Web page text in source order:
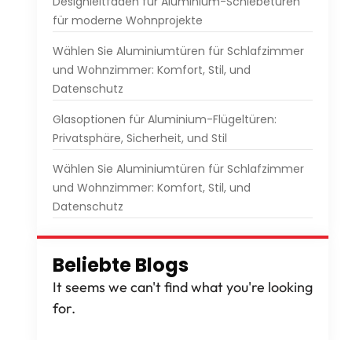
für moderne Wohnprojekte
Wählen Sie Aluminiumtüren für Schlafzimmer
und Wohnzimmer: Komfort, Stil, und
Datenschutz
Glasoptionen für Aluminium-Flügeltüren:
Privatsphäre, Sicherheit, und Stil
Wählen Sie Aluminiumtüren für Schlafzimmer
und Wohnzimmer: Komfort, Stil, und
Datenschutz
Beliebte Blogs
It seems we can't find what you're looking
for.